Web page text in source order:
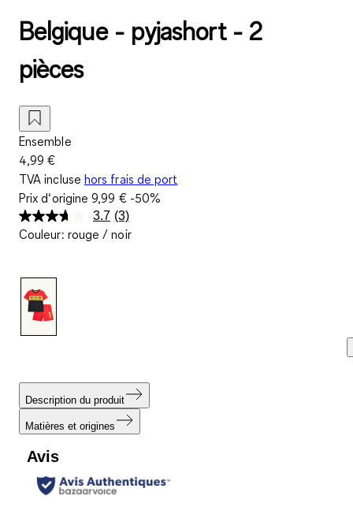
Belgique - pyjashort - 2
pièces
Ensemble
4,99 €
TVA incluse hors frais de port
Prix d‘origine9,99 €-50%
3.7 Lire
3
(3)
Couleur: rouge / noir
Description du produit
Matières et origines
Avis